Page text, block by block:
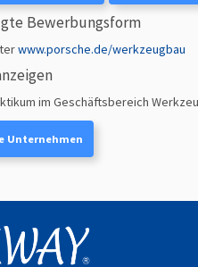
Bewerbungsform
www.porsche.de/werkzeugbau
im Geschäftsbereich
Unternehmen